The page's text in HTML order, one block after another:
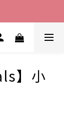
】小